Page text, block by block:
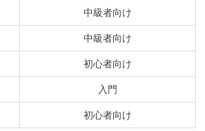
中級者向け
中級者向け
初心者向け
入門
初心者向け